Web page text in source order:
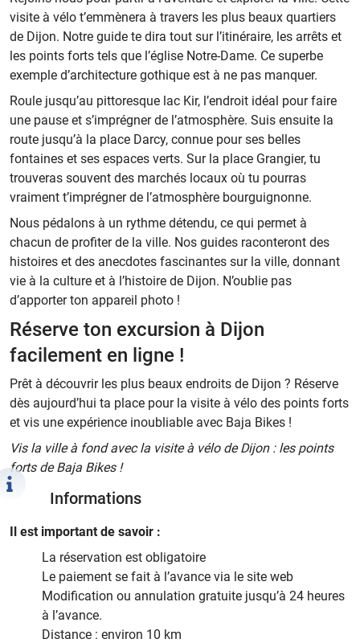
visite à vélo t’emmènera à travers les plus beaux quartiers
de Dijon. Notre guide te dira tout sur l’itinéraire, les arrêts et
les points forts tels que l’église Notre-Dame. Ce superbe
exemple d’architecture gothique est à ne pas manquer.
Roule jusqu’au pittoresque lac Kir, l’endroit idéal pour faire
une pause et s’imprégner de l’atmosphère. Suis ensuite la
route jusqu’à la place Darcy, connue pour ses belles
fontaines et ses espaces verts. Sur la place Grangier, tu
trouveras souvent des marchés locaux où tu pourras
vraiment t’imprégner de l’atmosphère bourguignonne.
Nous pédalons à un rythme détendu, ce qui permet à
chacun de profiter de la ville. Nos guides raconteront des
histoires et des anecdotes fascinantes sur la ville, donnant
vie à la culture et à l’histoire de Dijon. N’oublie pas
d’apporter ton appareil photo !
Réserve ton excursion à Dijon
facilement en ligne !
Prêt à découvrir les plus beaux endroits de Dijon ? Réserve
dès aujourd’hui ta place pour la visite à vélo des points forts
et vis une expérience inoubliable avec Baja Bikes !
Vis la ville à fond avec la visite à vélo de Dijon : les points
forts de Baja Bikes !
Informations
Il est important de savoir :
La réservation est obligatoire
Le paiement se fait à l’avance via le site web
Modification ou annulation gratuite jusqu’à 24 heures
à l’avance.
Distance : environ 10 km